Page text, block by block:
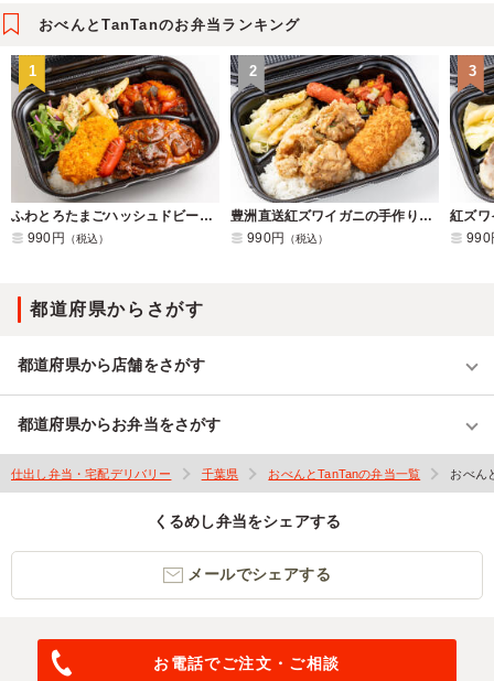
おべんとTanTanのお弁当ランキング
1
ふわとろたまごハッシュドビーフ&カニクリームコロッケ弁当
990円
（税込）
2
豊洲直送紅ズワイガニの手作りクリームコロッケ&特製鶏のからあげ
990円
（税込）
3
990
都道府県からさがす
都道府県から店舗をさがす
都道府県からお弁当をさがす
仕出し弁当・宅配デリバリー 千葉県 おべんとTanTanの弁当一覧 おべん
くるめし弁当をシェアする
メールでシェアする
お電話でご注文・ご相談